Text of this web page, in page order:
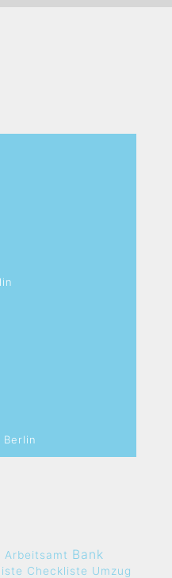
Berlin
Arbeitsamt Bank
Checkliste Umzug